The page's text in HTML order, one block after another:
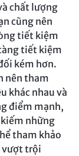
chất lượng
cũng nên
tiết kiệm
tiết kiệm
kém hơn.
nên tham
khác nhau và
điểm mạnh,
những
tham khảo
vượt trội